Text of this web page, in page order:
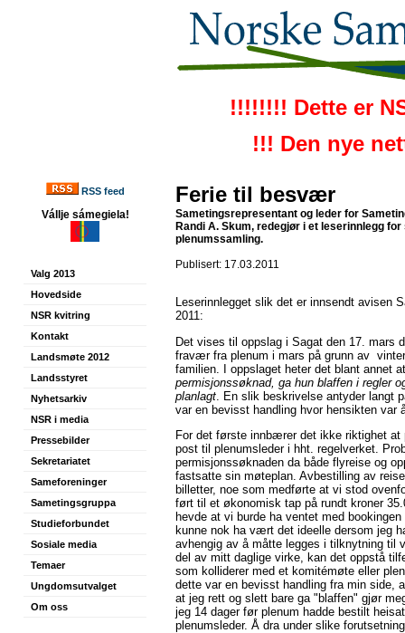
!!!!!!!! Dette er
!!! Den nye
RSS feed
Vállje sámegiela!
Valg 2013
Hovedside
NSR kvitring
Kontakt
Landsmøte 2012
Landsstyret
Nyhetsarkiv
NSR i media
Pressebilder
Sekretariatet
Sameforeninger
Sametingsgruppa
Studieforbundet
Sosiale media
Temaer
Ungdomsutvalget
Om oss
Ferie til besvær
Sametingsrepresentant og leder for
Randi A. Skum, redegjør i et leserinnlegg
plenumssamling.
Publisert: 17.03.2011
Leserinnlegget slik det er innsendt avisen
2011:
Det vises til oppslag i Sagat den 17. mars
fravær fra plenum i mars på grunn av
familien. I oppslaget heter det blant annet
permisjonssøknad, ga hun blaffen i regler
planlagt . En slik beskrivelse antyder langt
var en bevisst handling hvor hensikten
For det første innbærer det ikke riktighet
post til plenumsleder i hht. regelverket.
permisjonssøknaden da både flyreise og
fastsatte sin møteplan. Avbestilling av
billetter, noe som medførte at vi stod
ført til et økonomisk tap på rundt kroner
hevde at vi burde ha ventet med
kunne nok ha vært det ideelle dersom jeg
avhengig av å måtte legges i tilknytning til
del av mitt daglige virke, kan det oppstå
som kolliderer med et komitémøte eller
dette var en bevisst handling fra min side,
at jeg rett og slett bare ga "blaffen" gjør
jeg 14 dager før plenum hadde bestilt
plenumsleder. Å dra under slike